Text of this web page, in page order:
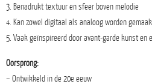
3. Benadrukt textuur en sfeer boven melodie
4. Kan zowel digitaal als analoog worden
5. Vaak geïnspireerd door avant-garde kunst en
Oorsprong:
– Ontwikkeld in de 20e eeuw